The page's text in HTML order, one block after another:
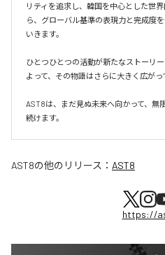
リティを追求し、韓国を中心とした世
ら、グローバル基準の表現力と完成度
いきます。
ひとつひとつの活動が新たなストーリ
よって、その物語はさらに大きく広がっ
AST8は、まだ見ぬ未来へ向かって、無
続けます。
AST8の他のリリース： AST8
https://